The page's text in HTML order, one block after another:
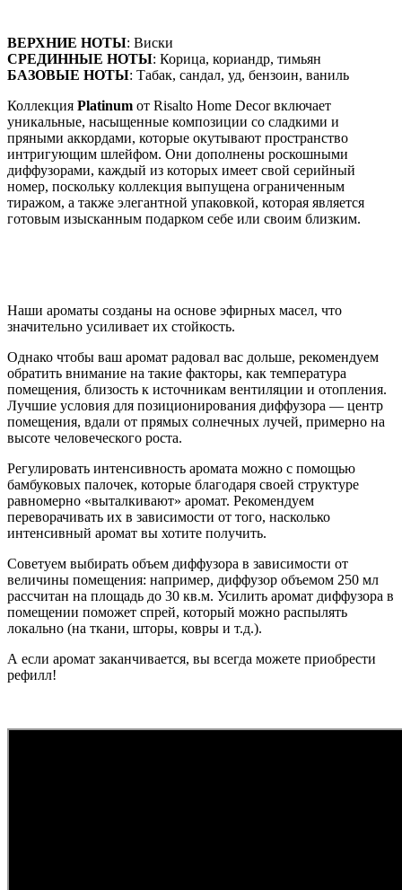
ВЕРХНИЕ НОТЫ: Виски​​​​​​​​​​​​​​​​
СРЕДИННЫЕ НОТЫ: Корица, кориандр, тимьян​​​​​​​​
БАЗОВЫЕ НОТЫ: Табак, сандал, уд, бензоин, ваниль​​​​​​​​
Коллекция Platinum от Risalto Home Decor включает
уникальные, насыщенные композиции со сладкими и
пряными аккордами, которые окутывают пространство
интригующим шлейфом. Они дополнены роскошными
диффузорами, каждый из которых имеет свой серийный
номер, поскольку коллекция выпущена ограниченным
тиражом, а также элегантной упаковкой, которая является
готовым изысканным подарком себе или своим близким.
Наши ароматы созданы на основе эфирных масел, что
значительно усиливает их стойкость.
Однако чтобы ваш аромат радовал вас дольше, рекомендуем
обратить внимание на такие факторы, как температура
помещения, близость к источникам вентиляции и отопления.
Лучшие условия для позиционирования диффузора — центр
помещения, вдали от прямых солнечных лучей, примерно на
высоте человеческого роста.
Регулировать интенсивность аромата можно с помощью
бамбуковых палочек, которые благодаря своей структуре
равномерно «выталкивают» аромат. Рекомендуем
переворачивать их в зависимости от того, насколько
интенсивный аромат вы хотите получить.
Советуем выбирать объем диффузора в зависимости от
величины помещения: например, диффузор объемом 250 мл
рассчитан на площадь до 30 кв.м. Усилить аромат диффузора в
помещении поможет спрей, который можно распылять
локально (на ткани, шторы, ковры и т.д.).
А если аромат заканчивается, вы всегда можете приобрести
рефилл!